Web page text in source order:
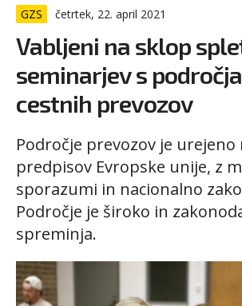
GZS četrtek, 22. april 2021
Vabljeni na sklop
seminarjev s področja
cestnih prevozov
Področje prevozov je urejeno
predpisov Evropske unije, z
sporazumi in nacionalno
Področje je široko in
spreminja.